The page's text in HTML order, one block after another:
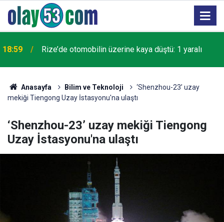
18:59 Rize’de otomobilin üzerine kaya düştü: 1 yaralı
Anasayfa Bilim ve Teknoloji
‘Shenzhou-23’ uzay
mekiği Tiengong Uzay İstasyonu'na ulaştı
‘Shenzhou-23’ uzay mekiği Tiengong
Uzay İstasyonu'na ulaştı